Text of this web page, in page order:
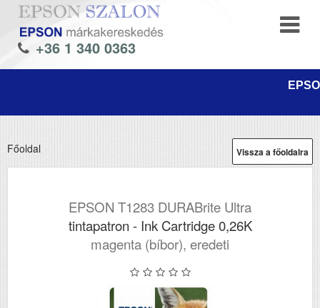
+36 1 340 0363
Vissza a főoldalra
Főoldal
EPSON T1283 DURABrite Ultra
tintapatron - Ink Cartridge 0,26K
magenta (bíbor), eredeti